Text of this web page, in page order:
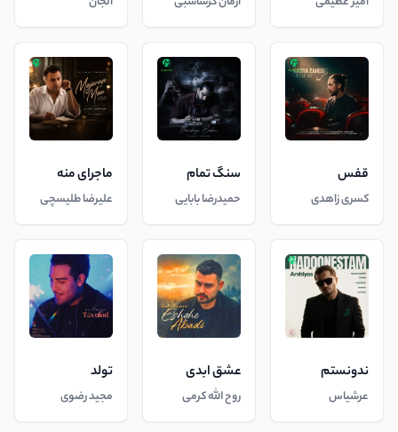
قفس
کسری زاهدی
سنگ تمام
حمیدرضا بابایی
ماجرای منه
علیرضا طلیسچی
ندونستم
عرشیاس
عشق ابدی
روح الله کرمی
تولد
مجید رضوی